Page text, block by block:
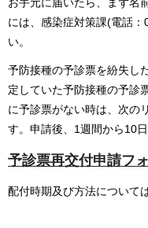
には、感染症対策課(電話
い。
予防接種の予診票を紛失し
定していた予防接種の予診
に予診票がない時は、次の
す。申請後、1週間から10
予診票再交付申請フ
配付時期及び方法について